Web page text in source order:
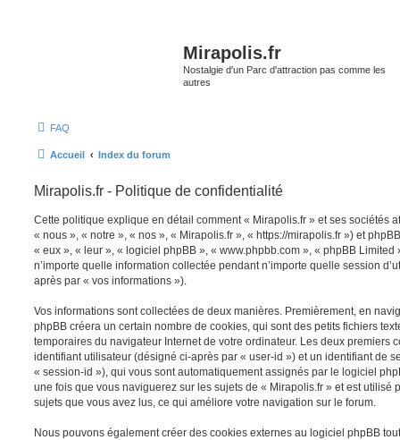
Mirapolis.fr
Nostalgie d'un Parc d'attraction pas comme les
autres
FAQ
Accueil Index du forum
Mirapolis.fr - Politique de confidentialité
Cette politique explique en détail comment « Mirapolis.fr » et ses sociétés
« nous », « notre », « nos », « Mirapolis.fr », « https://mirapolis.fr ») et
« eux », « leur », « logiciel phpBB », « www.phpbb.com », « phpBB
n’importe quelle information collectée pendant n’importe quelle session
après par « vos informations »).
Vos informations sont collectées de deux manières. Premièrement, en
phpBB créera un certain nombre de cookies, qui sont des petits fichiers
temporaires du navigateur Internet de votre ordinateur. Les deux premiers
identifiant utilisateur (désigné ci-après par « user-id ») et un identifiant de
« session-id »), qui vous sont automatiquement assignés par le logiciel
une fois que vous naviguerez sur les sujets de « Mirapolis.fr » et est utilisé
sujets que vous avez lus, ce qui améliore votre navigation sur le forum.
Nous pouvons également créer des cookies externes au logiciel phpBB